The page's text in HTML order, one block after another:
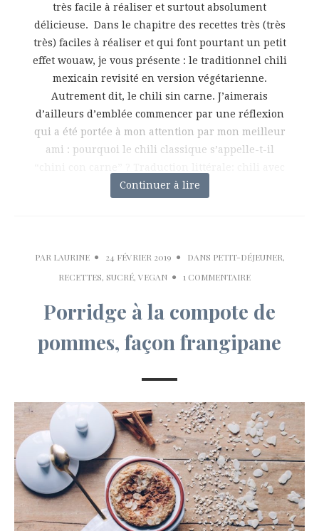
très facile à réaliser et surtout absolument
délicieuse. Dans le chapitre des recettes très (très
très) faciles à réaliser et qui font pourtant un petit
effet wouaw, je vous présente : le traditionnel chili
mexicain revisité en version végétarienne.
Autrement dit, le chili sin carne. J’aimerais
d’ailleurs d’emblée commencer par une réflexion
qui a été portée à mon attention par mon meilleur
ami : pourquoi le chili classique s’appelle-t-il
de la viande. Cela
Continuer à lire
PAR LAURINE 24 FÉVRIER 2019 DANS PETIT-DÉJEUNER,
RECETTES, SUCRÉ, VEGAN 1 COMMENTAIRE
Porridge à la compote de
pommes, façon frangipane